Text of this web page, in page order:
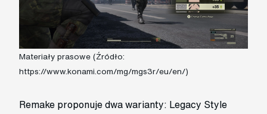
Materiały prasowe (Źródło:
https://www.konami.com/mg/mgs3r/eu/en/)
Remake proponuje dwa warianty: Legacy Style